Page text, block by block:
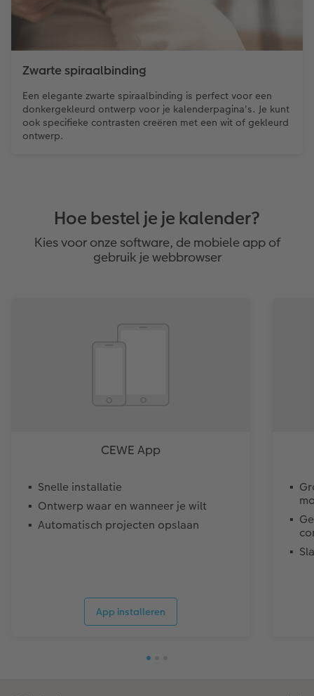
Zwarte spiraalbinding
Een elegante zwarte spiraalbinding is perfect voor een
donkergekleurd ontwerp voor je kalenderpagina's. Je kunt
ook specifieke contrasten creëren met een wit of gekleurd
ontwerp.
Hoe bestel je je kalender?
Kies voor onze software, de mobiele app of
gebruik je webbrowser
CEWE App
Snelle installatie
Ontwerp waar en wanneer je wilt
Automatisch projecten opslaan
App installeren